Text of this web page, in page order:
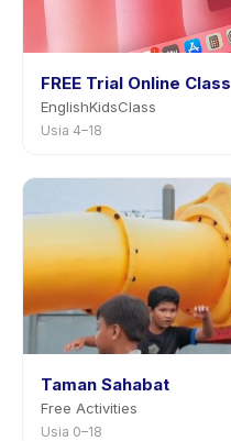
FREE Trial Online Class
EnglishKidsClass
Usia 4–18
Taman Sahabat
Free Activities
Usia 0–18